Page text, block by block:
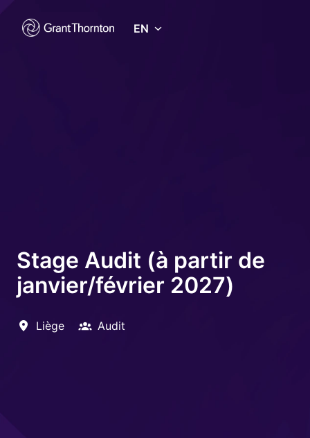
contentHomepage EN
Stage Audit (à partir de
janvier/février 2027)
Liège Audit